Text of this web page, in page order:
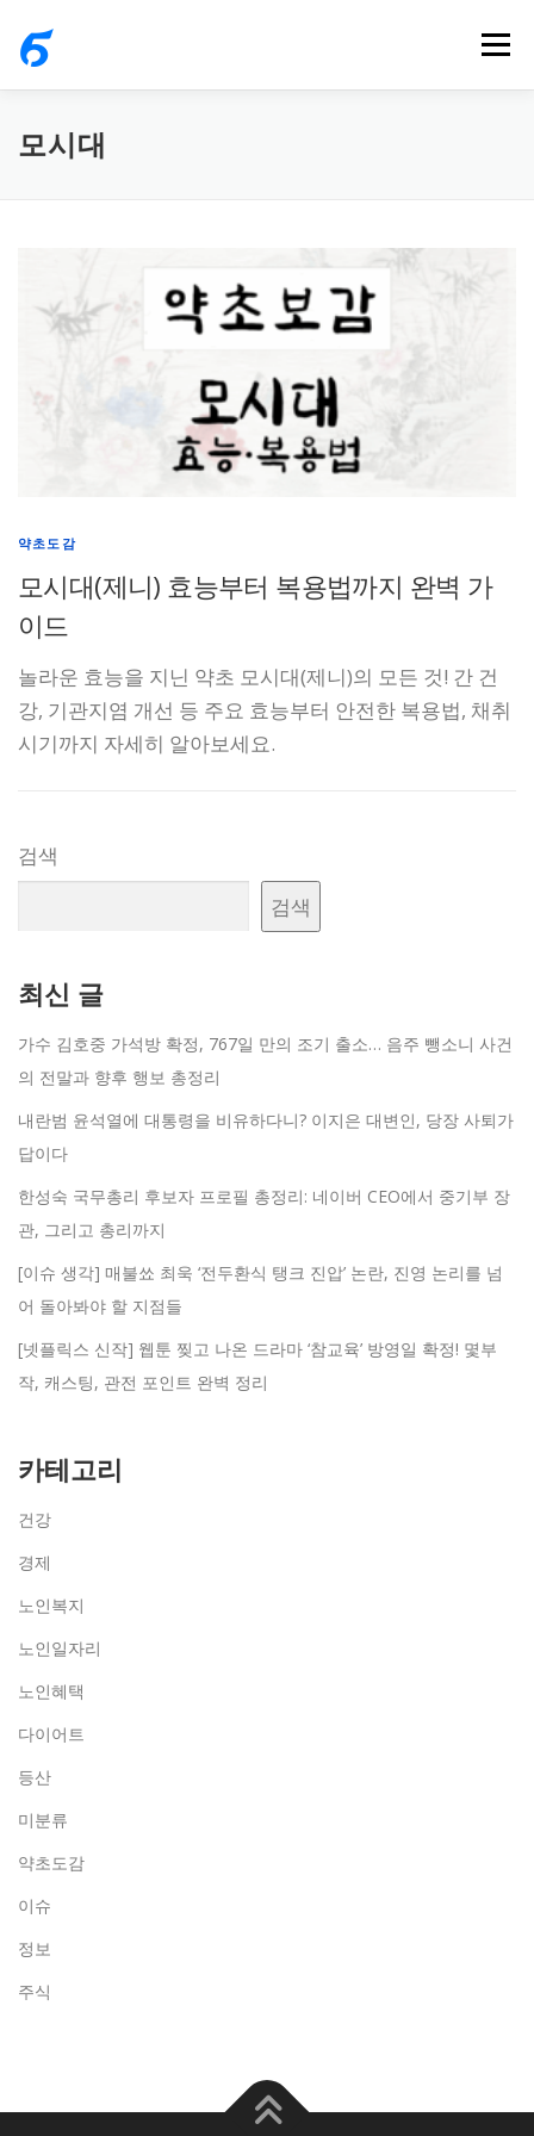
메뉴
모시대
약초도감
모시대(제니) 효능부터 복용법까지 완벽 가
이드
놀라운 효능을 지닌 약초 모시대(제니)의 모든 것! 간 건
강, 기관지염 개선 등 주요 효능부터 안전한 복용법, 채취
시기까지 자세히 알아보세요.
검색
검색
최신 글
가수 김호중 가석방 확정, 767일 만의 조기 출소… 음주 뺑소니 사건
의 전말과 향후 행보 총정리
내란범 윤석열에 대통령을 비유하다니? 이지은 대변인, 당장 사퇴가
답이다
한성숙 국무총리 후보자 프로필 총정리: 네이버 CEO에서 중기부 장
관, 그리고 총리까지
[이슈 생각] 매불쑈 최욱 ‘전두환식 탱크 진압’ 논란, 진영 논리를 넘
어 돌아봐야 할 지점들
[넷플릭스 신작] 웹툰 찢고 나온 드라마 ‘참교육’ 방영일 확정! 몇부
작, 캐스팅, 관전 포인트 완벽 정리
카테고리
건강
경제
노인복지
노인일자리
노인혜택
다이어트
등산
미분류
약초도감
이슈
정보
주식